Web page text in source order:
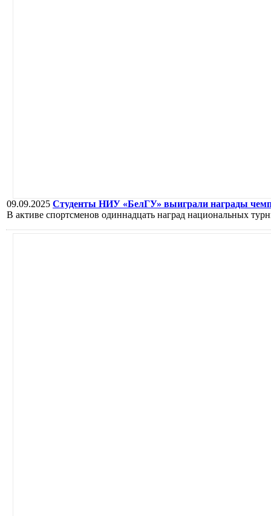
09.09.2025 Студенты НИУ «БелГУ» выиграли награды
В активе спортсменов одиннадцать наград национальных